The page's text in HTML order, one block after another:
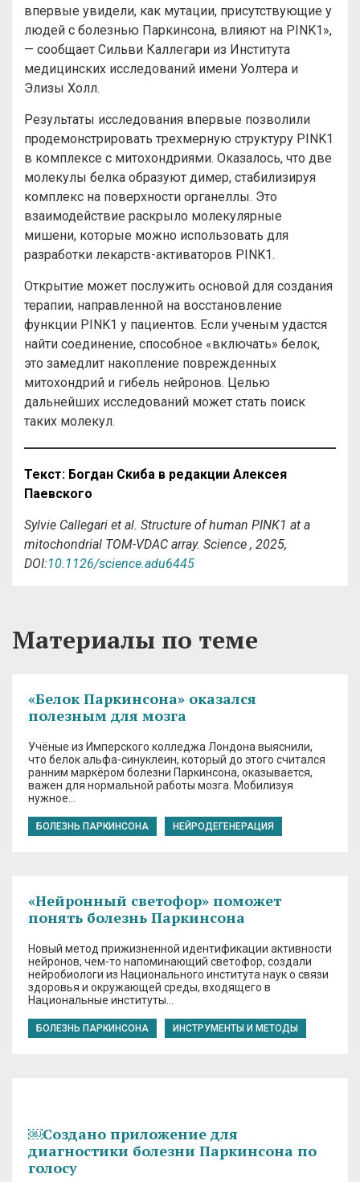
впервые увидели, как мутации, присутствующие у
людей с болезнью Паркинсона, влияют на PINK1»,
— сообщает Сильви Каллегари из Института
медицинских исследований имени Уолтера и
Элизы Холл.
Результаты исследования впервые позволили
продемонстрировать трехмерную структуру PINK1
в комплексе с митохондриями. Оказалось, что две
молекулы белка образуют димер, стабилизируя
комплекс на поверхности органеллы. Это
взаимодействие раскрыло молекулярные
мишени, которые можно использовать для
разработки лекарств-активаторов PINK1.
Открытие может послужить основой для создания
терапии, направленной на восстановление
функции PINK1 у пациентов. Если ученым удастся
найти соединение, способное «включать» белок,
это замедлит накопление поврежденных
митохондрий и гибель нейронов. Целью
дальнейших исследований может стать поиск
таких молекул.
Текст: Богдан Скиба в редакции Алексея
Паевского
Sylvie Callegari et al. Structure of human PINK1 at a
mitochondrial TOM-VDAC array. Science , 2025,
DOI:10.1126/science.adu6445
Материалы по теме
«Белок Паркинсона» оказался
полезным для мозга
Учёные из Имперского колледжа Лондона выяснили,
что белок альфа-синуклеин, который до этого считался
ранним маркёром болезни Паркинсона, оказывается,
важен для нормальной работы мозга. Мобилизуя
нужное…
БОЛЕЗНЬ ПАРКИНСОНА НЕЙРОДЕГЕНЕРАЦИЯ
«Нейронный светофор» поможет
понять болезнь Паркинсона
Новый метод прижизненной идентификации активности
нейронов, чем-то напоминающий светофор, создали
нейробиологи из Национального института наук о связи
здоровья и окружающей среды, входящего в
Национальные институты…
БОЛЕЗНЬ ПАРКИНСОНА ИНСТРУМЕНТЫ И МЕТОДЫ
￼Создано приложение для
диагностики болезни Паркинсона по
голосу